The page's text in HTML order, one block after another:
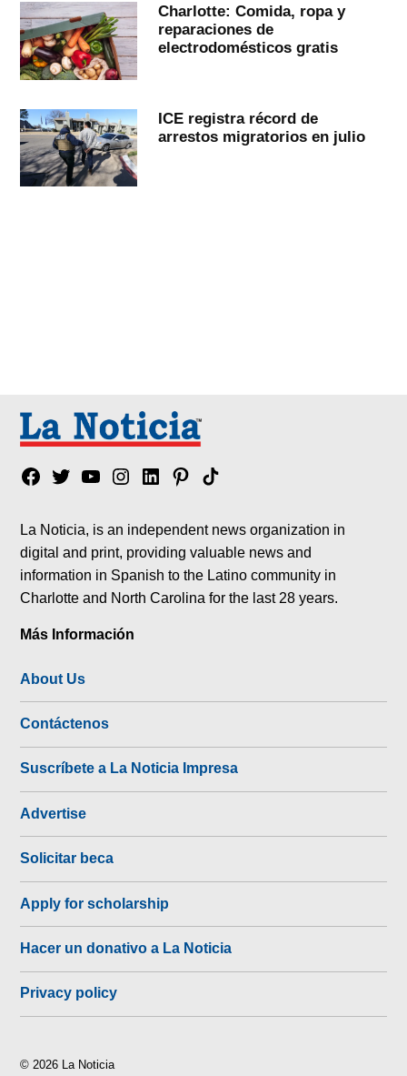
Charlotte: Comida, ropa y
reparaciones de
electrodomésticos gratis
ICE registra récord de
arrestos migratorios en julio
Facebook
TwitterYouTubeInstagram
LinkedinPinterest
Tik
La Noticia, is an independent news organization in
digital and print, providing valuable news and
information in Spanish to the Latino community in
Charlotte and North Carolina for the last 28 years.
Más Información
About Us
Contáctenos
Suscríbete a La Noticia Impresa
Advertise
Solicitar beca
Apply for scholarship
Hacer un donativo a La Noticia
Privacy policy
© 2026 La Noticia